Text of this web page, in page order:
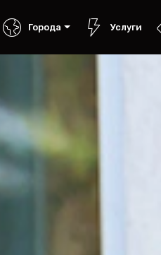
Города Услуги